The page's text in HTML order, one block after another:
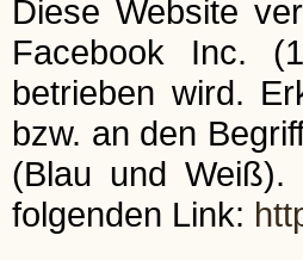
Diese Website
Facebook Inc.
betrieben wird.
bzw. an den
(Blau und Weiß).
folgenden Link: